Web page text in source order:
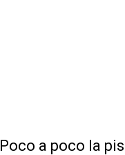
Poco a poco la